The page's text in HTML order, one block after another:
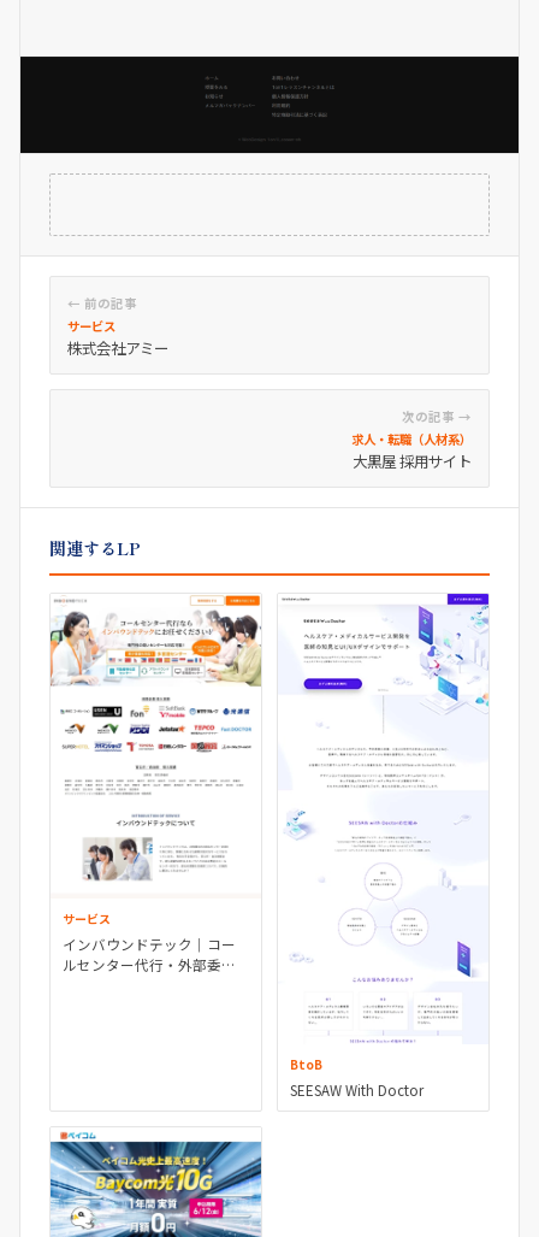
← 前の記事
サービス
株式会社アミー
次の記事 →
求人・転職（人材系）
大黒屋 採用サイト
関連するLP
サービス
インバウンドテック｜コー
ルセンター代行・外部委
BtoB
SEESAW With Doctor